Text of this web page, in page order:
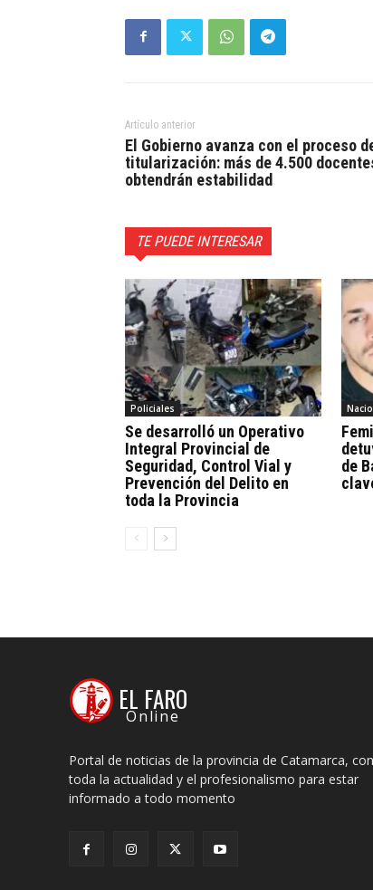
Artículo anterior
El Gobierno avanza con el proceso
titularización: más de 4.500
obtendrán estabilidad
TE PUEDE INTERESAR
Policiales
Se desarrolló un Operativo
Integral Provincial de
Seguridad, Control Vial y
Prevención del Delito en
toda la Provincia
de
EL FARO
Online
Portal de noticias de la provincia de Catamarca, con
toda la actualidad y el profesionalismo para estar
informado a todo momento